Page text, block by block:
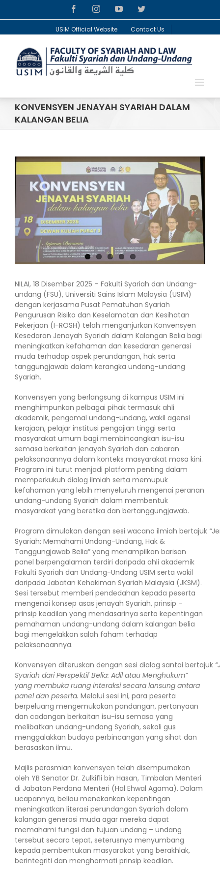
FacebookInstagramYouTubeTwitter
USIM Official Website Contact Us
KONVENSYEN JENAYAH SYARIAH DALAM
KALANGAN BELIA
View
Larger
Image
NILAI, 18 Disember 2025 – Fakulti Syariah dan Undang-
undang (FSU), Universiti Sains Islam Malaysia (USIM)
dengan kerjasama Pusat Pematuhan Syariah
Pengurusan Risiko dan Keselamatan dan Kesihatan
Pekerjaan (I-ROSH) telah menganjurkan Konvensyen
Kesedaran Jenayah Syariah dalam Kalangan Belia bagi
meningkatkan kefahaman dan kesedaran generasi
muda terhadap aspek perundangan, hak serta
tanggungjawab dalam kerangka undang-undang
Syariah.
Konvensyen yang berlangsung di kampus USIM ini
menghimpunkan pelbagai pihak termasuk ahli
akademik, pengamal undang-undang, wakil agensi
kerajaan, pelajar institusi pengajian tinggi serta
masyarakat umum bagi membincangkan isu-isu
semasa berkaitan jenayah Syariah dan cabaran
pelaksanaannya dalam konteks masyarakat masa kini.
Program ini turut menjadi platform penting dalam
memperkukuh dialog ilmiah serta memupuk
kefahaman yang lebih menyeluruh mengenai peranan
undang-undang Syariah dalam membentuk
masyarakat yang beretika dan bertanggungjawab.
Program dimulakan dengan sesi wacana ilmiah bertajuk “
Syariah: Memahami Undang-Undang, Hak &
Tanggungjawab Belia” yang menampilkan barisan
panel berpengalaman terdiri daripada ahli akademik
Fakulti Syariah dan Undang-Undang USIM serta wakil
daripada Jabatan Kehakiman Syariah Malaysia (JKSM).
Sesi tersebut memberi pendedahan kepada peserta
mengenai konsep asas jenayah Syariah, prinsip –
prinsip keadilan yang mendasarinya serta kepentingan
pemahaman undang-undang dalam kalangan belia
bagi mengelakkan salah faham terhadap
pelaksanaannya.
Konvensyen diteruskan dengan sesi dialog santai bertajuk
Syariah dari Perspektif Belia: Adil atau Menghukum”
yang membuka ruang interaksi secara lansung antara
panel dan peserta. Melalui sesi ini, para peserta
berpeluang mengemukakan pandangan, pertanyaan
dan cadangan berkaitan isu-isu semasa yang
melibatkan undang-undang Syariah, sekali gus
menggalakkan budaya perbincangan yang sihat dan
berasaskan ilmu.
Majlis perasmian konvensyen telah disempurnakan
oleh YB Senator Dr. Zulkifli bin Hasan, Timbalan Menteri
di Jabatan Perdana Menteri (Hal Ehwal Agama). Dalam
ucapannya, beliau menekankan kepentingan
meningkatkan literasi perundangan Syariah dalam
kalangan generasi muda agar mereka dapat
memahami fungsi dan tujuan undang – undang
tersebut secara tepat, seterusnya menyumbang
kepada pembentukan masyarakat yang berakhlak,
berintegriti dan menghormati prinsip keadilan.